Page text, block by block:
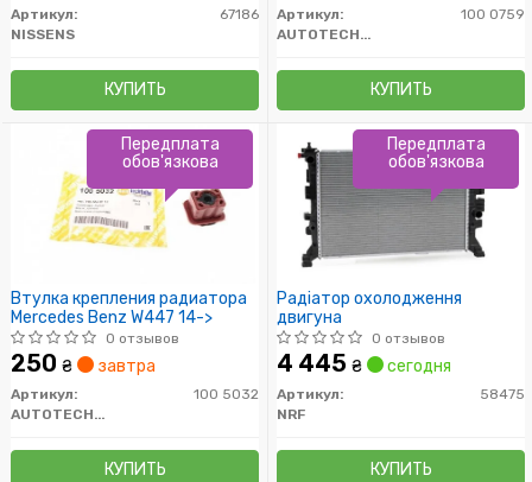
Артикул:
67186
NISSENS
КУПИТЬ
Артикул:
100 0759
AUTOTECHTEILE
КУПИТЬ
Втулка крепления радиатора
Mercedes Benz W447 14->
0 отзывов
250 ₴ завтра
Артикул:
100 5032
AUTOTECHTEILE
КУПИТЬ
Передплата
обов'язкова
Радіатор охолодження
двигуна
0 отзывов
4 445 ₴ сегодня
Артикул:
58475
NRF
КУПИТЬ
Передплата
обов'язкова